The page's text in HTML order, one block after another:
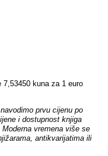
kuna za 1 euro
prvu cijenu po
i dostupnost knjiga
vremena više se
antikvarijatima ili